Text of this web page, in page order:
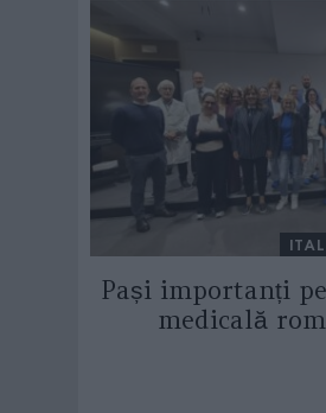
Pași importanți
medicală